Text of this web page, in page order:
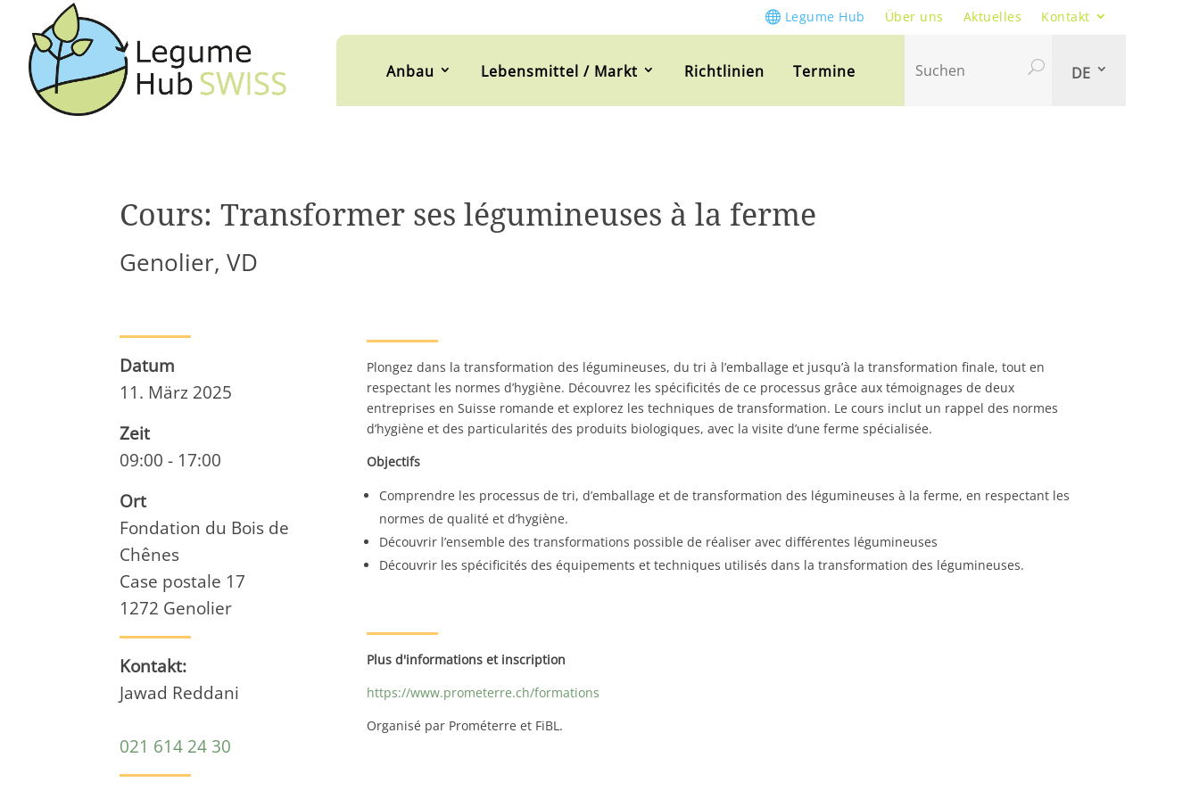
Legume Hub Über uns Aktuelles Kontakt
Anbau Lebensmittel / Markt Richtlinien Termine DE
Cours: Transformer ses légumineuses à la ferme
Genolier, VD
Datum
11. März 2025
Zeit
09:00 - 17:00
Ort
Fondation du Bois de
Chênes
Case postale 17
1272 Genolier
Kontakt:
Jawad Reddani
021 614 24 30
Plongez dans la transformation des légumineuses, du tri à l’emballage et jusqu’à la transformation finale, tout en
respectant les normes d’hygiène. Découvrez les spécificités de ce processus grâce aux témoignages de deux
entreprises en Suisse romande et explorez les techniques de transformation. Le cours inclut un rappel des normes
d’hygiène et des particularités des produits biologiques, avec la visite d’une ferme spécialisée.
Objectifs
Comprendre les processus de tri, d’emballage et de transformation des légumineuses à la ferme, en respectant les
normes de qualité et d’hygiène.
Découvrir l’ensemble des transformations possible de réaliser avec différentes légumineuses
Découvrir les spécificités des équipements et techniques utilisés dans la transformation des légumineuses.
Plus d'informations et inscription
https://www.prometerre.ch/formations
Organisé par Prométerre et FiBL.